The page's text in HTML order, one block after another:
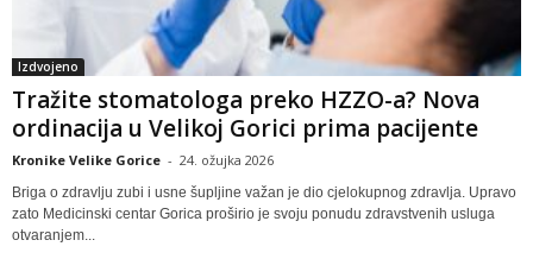
Izdvojeno
Tražite stomatologa preko HZZO-a? Nova
ordinacija u Velikoj Gorici prima pacijente
Kronike Velike Gorice - 24. ožujka 2026
Briga o zdravlju zubi i usne šupljine važan je dio cjelokupnog zdravlja. Upravo
zato Medicinski centar Gorica proširio je svoju ponudu zdravstvenih usluga
otvaranjem...